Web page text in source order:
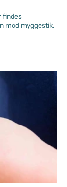
findes
mod myggestik.